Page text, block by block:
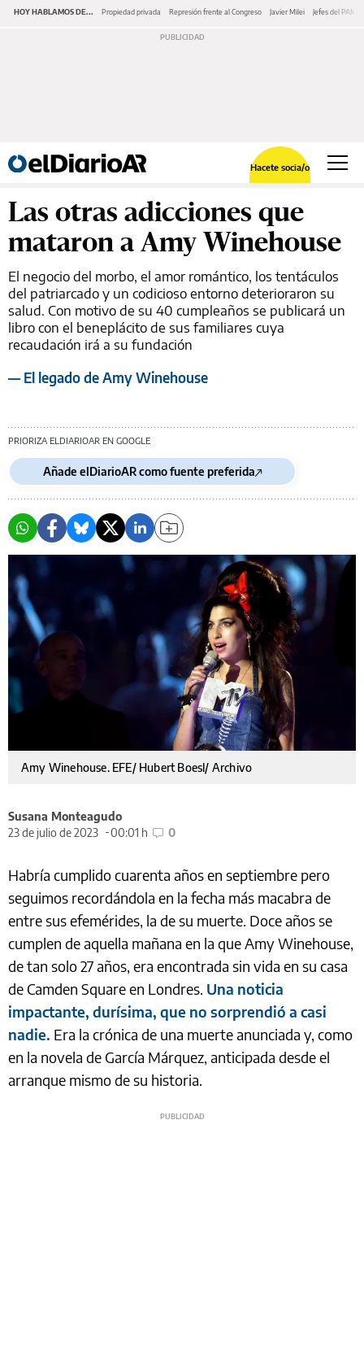
HOY HABLAMOS DE... Propiedad privada Represión frente al Congreso Javier Milei Jefes del PAMI
Hacete socia/o
Las otras adicciones que
mataron a Amy Winehouse
El negocio del morbo, el amor romántico, los tentáculos
del patriarcado y un codicioso entorno deterioraron su
salud. Con motivo de su 40 cumpleaños se publicará un
libro con el beneplácito de sus familiares cuya
recaudación irá a su fundación
— El legado de Amy Winehouse
PRIORIZA ELDIARIOAR EN GOOGLE
Añade elDiarioAR como fuente preferida
Amy Winehouse. EFE/ Hubert Boesl/ Archivo
Susana Monteagudo
23 de julio de 2023
00:01 h 0
Habría cumplido cuarenta años en septiembre pero
seguimos recordándola en la fecha más macabra de
entre sus efemérides, la de su muerte. Doce años se
cumplen de aquella mañana en la que Amy Winehouse,
de tan solo 27 años, era encontrada sin vida en su casa
de Camden Square en Londres. Una noticia
impactante, durísima, que no sorprendió a casi
nadie. Era la crónica de una muerte anunciada y, como
en la novela de García Márquez, anticipada desde el
arranque mismo de su historia.